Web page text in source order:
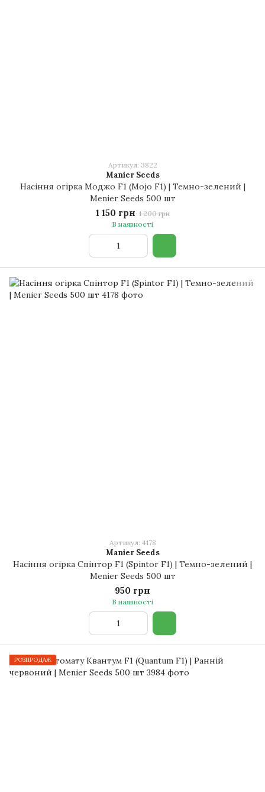
Артикул: 3822
Manier Seeds
Насіння огірка Моджо F1 (Mojo F1) | Темно-зелений |
Menier Seeds 500 шт
1 150 грн 1 200 грн
В наявності
Артикул: 4178
Manier Seeds
Насіння огірка Спінтор F1 (Spintor F1) | Темно-зелений |
Menier Seeds 500 шт
950 грн
В наявності
РОЗПРОДАЖ